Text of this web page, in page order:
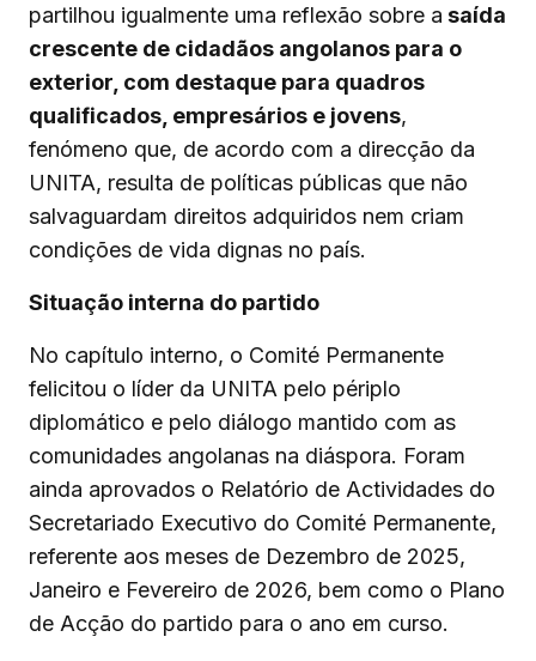
partilhou igualmente uma reflexão sobre a saída
crescente de cidadãos angolanos para o
exterior, com destaque para quadros
qualificados, empresários e jovens,
fenómeno que, de acordo com a direcção da
UNITA, resulta de políticas públicas que não
salvaguardam direitos adquiridos nem criam
condições de vida dignas no país.
Situação interna do partido
No capítulo interno, o Comité Permanente
felicitou o líder da UNITA pelo périplo
diplomático e pelo diálogo mantido com as
comunidades angolanas na diáspora. Foram
ainda aprovados o Relatório de Actividades do
Secretariado Executivo do Comité Permanente,
referente aos meses de Dezembro de 2025,
Janeiro e Fevereiro de 2026, bem como o Plano
de Acção do partido para o ano em curso.